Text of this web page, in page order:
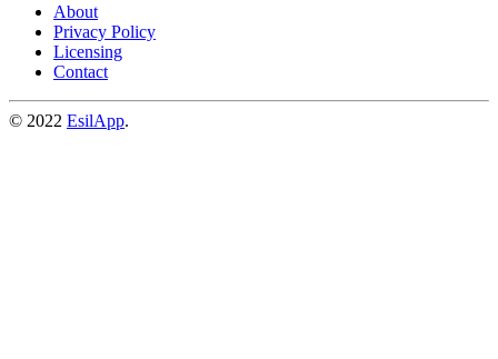
About
Privacy Policy
Licensing
Contact
© 2022 EsilApp.